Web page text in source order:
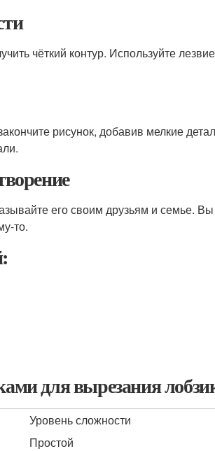
чёткий контур. Используйте
рисунок, добавив мелкие
его своим друзьям и семье.
то.
для вырезания
Уровень сложности
Простой